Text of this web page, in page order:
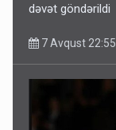
dəvət göndərildi
7 Avqust 22:55